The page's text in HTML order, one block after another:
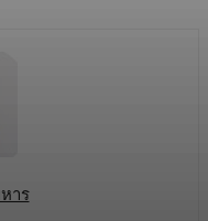
าร